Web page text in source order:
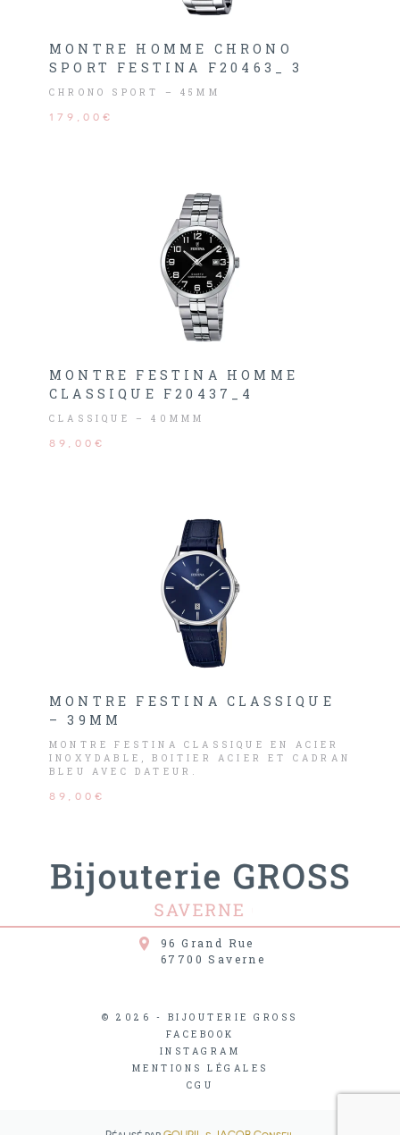
MONTRE HOMME CHRONO
SPORT FESTINA F20463_ 3
CHRONO SPORT – 45MM
179,00€
MONTRE FESTINA HOMME
CLASSIQUE F20437_4
CLASSIQUE – 40MMM
89,00€
MONTRE FESTINA CLASSIQUE
– 39MM
MONTRE FESTINA CLASSIQUE EN ACIER
INOXYDABLE, BOITIER ACIER ET CADRAN
BLEU AVEC DATEUR.
89,00€
96 Grand Rue
67700Saverne
© 2026 - BIJOUTERIE GROSS
FACEBOOK
INSTAGRAM
MENTIONS LÉGALES
CGU